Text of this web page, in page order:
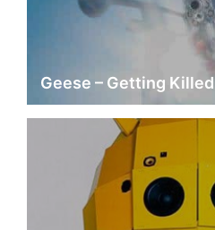
Geese – Getting Killed